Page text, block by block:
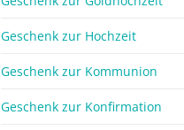
Geschenk zur Hochzeit
Geschenk zur Kommunion
Geschenk zur Konfirmation